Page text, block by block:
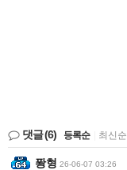
댓글(6) 등록순 최신순
퐝형 26-06-07 03:26